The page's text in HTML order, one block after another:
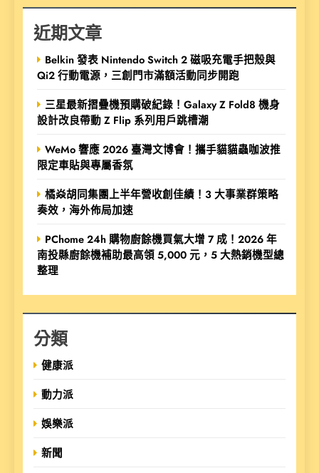
近期文章
Belkin 發表 Nintendo Switch 2 磁吸充電手把殼與
Qi2 行動電源，三創門市滿額活動同步開跑
三星最新摺疊機預購破紀錄！Galaxy Z Fold8 機身
設計改良帶動 Z Flip 系列用戶跳槽潮
WeMo 響應 2026 臺灣文博會！攜手貓貓蟲咖波推
限定車貼與專屬香氛
橘焱胡同集團上半年營收創佳績！3 大事業群策略
奏效，海外佈局加速
PChome 24h 購物廚餘機買氣大增 7 成！2026 年
南投縣廚餘機補助最高領 5,000 元，5 大熱銷機型總
整理
分類
健康派
動力派
娛樂派
新聞